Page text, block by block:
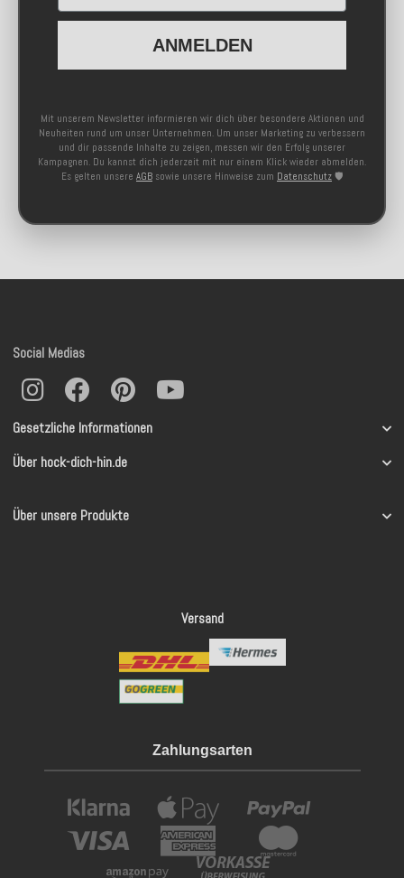
ANMELDEN
Mit unserem Newsletter informieren wir dich über besondere Aktionen und
Neuheiten rund um unser Unternehmen. Um unser Marketing zu verbessern
und dir passende Inhalte zu zeigen, messen wir den Erfolg unserer
Kampagnen. Du kannst dich jederzeit mit nur einem Klick wieder abmelden.
Es gelten unsere AGB sowie unsere Hinweise zum Datenschutz 🛡️
Gesetzliche Informationen
Über hock-dich-hin.de
Über unsere Produkte
Social Medias
Versand
Zahlungsarten